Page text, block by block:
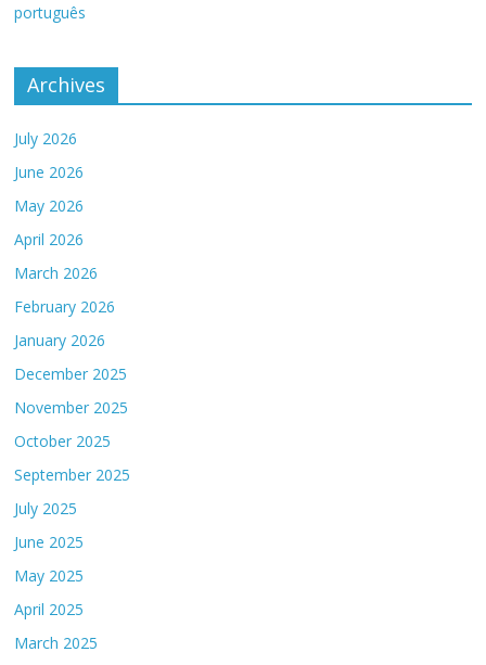
português
Archives
July 2026
June 2026
May 2026
April 2026
March 2026
February 2026
January 2026
December 2025
November 2025
October 2025
September 2025
July 2025
June 2025
May 2025
April 2025
March 2025